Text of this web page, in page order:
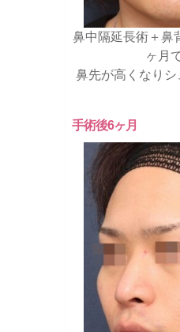
鼻中隔延長術＋鼻
ヶ月
鼻先が高くなりシ
手術後6ヶ月